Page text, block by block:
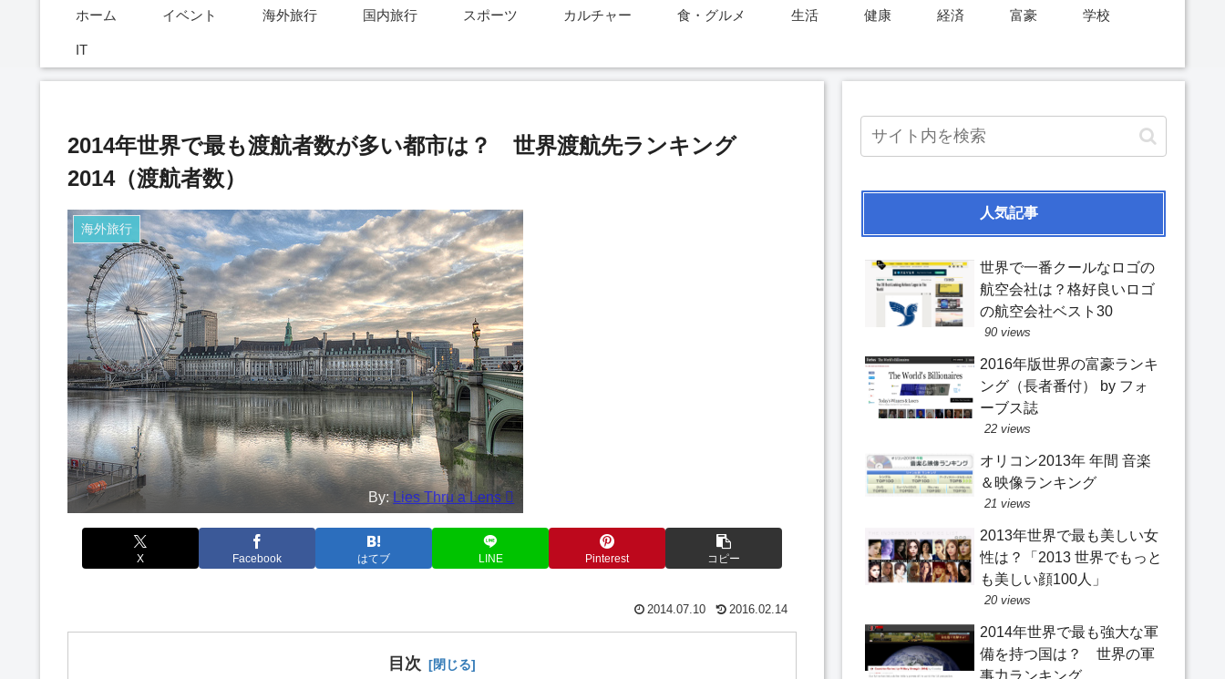
ホーム イベント 海外旅行 国内旅行 スポーツ カルチャー 食・グルメ 生活 健康 経済 富豪 学校
IT
2014年世界で最も渡航者数が多い都市は？ 世界渡航先ランキング
2014（渡航者数）
海外旅行
By: Lies Thru a Lens 
X Facebook はてブ LINE Pinterest コピー
2014.07.10 2016.02.14
目次
人気記事
世界で一番クールなロゴの
航空会社は？格好良いロゴ
の航空会社ベスト30
90 views
2016年版世界の富豪ランキ
ング（長者番付） by フォ
ーブス誌
22 views
オリコン2013年 年間 音楽
＆映像ランキング
21 views
2013年世界で最も美しい女
性は？「2013 世界でもっと
も美しい顔100人」
20 views
2014年世界で最も強大な軍
備を持つ国は？ 世界の軍
事力ランキング